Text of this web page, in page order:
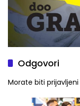
Odgovori
Morate biti prijavljeni